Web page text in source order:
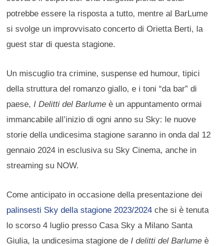
potrebbe essere la risposta a tutto, mentre al BarLume
si svolge un improvvisato concerto di Orietta Berti, la
guest star di questa stagione.
Un miscuglio tra crimine, suspense ed humour, tipici
della struttura del romanzo giallo, e i toni “da bar” di
paese, I Delitti del Barlume è un appuntamento ormai
immancabile all’inizio di ogni anno su Sky: le nuove
storie della undicesima stagione saranno in onda dal 12
gennaio 2024 in esclusiva su Sky Cinema, anche in
streaming su NOW.
Come anticipato in occasione della presentazione dei
palinsesti Sky della stagione 2023/2024 che si è tenuta
lo scorso 4 luglio presso Casa Sky a Milano Santa
Giulia, la undicesima stagione de I delitti del Barlume è